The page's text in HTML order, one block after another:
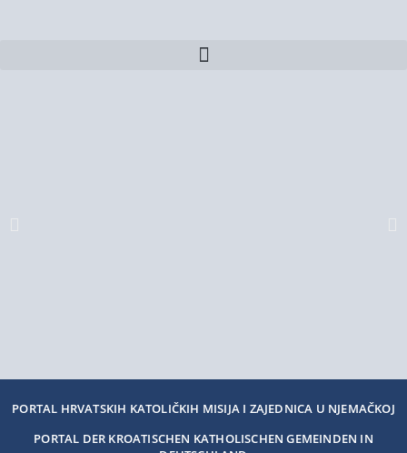
PORTAL HRVATSKIH KATOLIČKIH MISIJA I ZAJEDNICA U NJEMAČKOJ
PORTAL DER KROATISCHEN KATHOLISCHEN GEMEINDEN IN